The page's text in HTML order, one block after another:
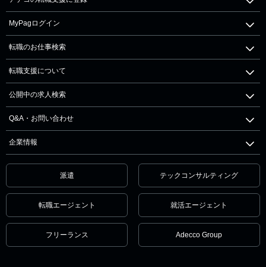
MyPagログイン
転職のお仕事検索
転職支援について
公開中の求人検索
Q&A・お問い合わせ
企業情報
派遣 テックコンサルティング
転職エージェント 就活エージェント
フリーランス Adecco Group